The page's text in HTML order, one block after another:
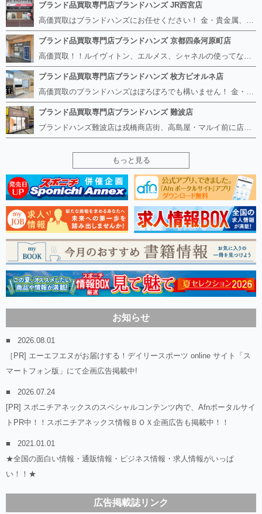
ブランド品買取専門店ブランドハンズ JR西宮店
高価買取はブランドハンズにお任せください！ 金・貴金属、ルイヴィトン、エルメス、シャネル、ロレックスは特に力を入れておりますが、 他店で断られたボロボロになったバッグや財布、壊れたブランド品、時計、千切れた貴金属もお買取り可能です。 経験豊富な鑑定士が宝石やダイヤモンドの鑑定書がないものでもしっかり見させて頂きます。 その他ブランド食器、銀シルバー製品、美容機器、脱毛器、スマホなど幅広く取り扱っております！ 是非お気軽にお越しください。
ブランド品買取専門店ブランドハンズ 京都四条河原町店
高価買取！！ルイヴィトン、エルメス、シャネルの使ってないものなど ブランドハンズならボロボロでも構いません。 他店に断られたものも当店ならお買取り可能です！ ロレックスやフェンディ、グッチも大歓迎です！ ブランド品や貴金属、時計、宝石、ダイヤモンドは特に高価買取ですのでお査定だけでもお待ちしております。
ブランド品買取専門店ブランドハンズ 枚方ビオルネ店
高価買取のブランドハンズはぼろぼろでも構いません！ 金・貴金属、ルイヴィトンやエルメス、シャネルの使ってないものはございませんか？ 他店に断られたものも当店ならお買取り可能です！ ロレックスやフェンディ、グッチも大歓迎！ ブランド品や貴金属、時計、宝石、ダイヤモンドは特に高価買取ですがブランド食器、スマホ、美容機器、銀製品など幅広く取り扱っております。
ブランド品買取専門店ブランドハンズ 難波店
ブランドハンズ難波店は戎橋商店街、高島屋・マルイ前に店舗があります！ ボロボロのルイヴィトン、エルメス、シャネルも高価買取！！ ぼろぼろのものでもブランドハンズなら高くお買取り致します！ ブランド香水や化粧品、動かない時計、ロレックスは特に高価買取です。 貴金属や宝石、ダイヤモンドの鑑定書がないものでもしっかり見させて頂きます。 是非お気軽にお越しください。
もっと見る
お知らせ
2026.08.01
［PR] エーエフエヌがお届けする！デイリースポーツ online サイト「ス
マートフォン版」にて企画広告掲載中!
2026.07.24
[PR] スポニチアネックスのスペシャルコンテンツ内で、Afnポータルサイ
トPR中！！スポニチアネックス情報ＢＯＸ企画広告も掲載中！！
2021.01.01
★全国の面白い情報・通販情報・ビジネス情報・求人情報がいっぱ
い！！★
広告掲載誌リンク